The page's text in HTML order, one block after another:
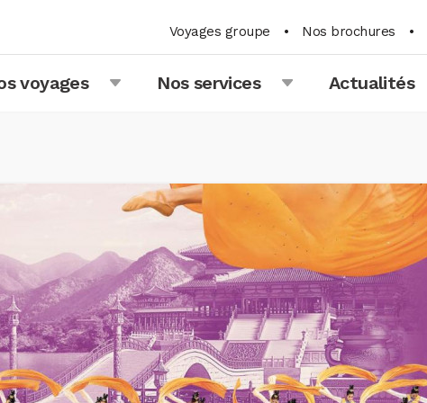
voyages Nos services Actualités
Voyages groupe • Nos brochures •